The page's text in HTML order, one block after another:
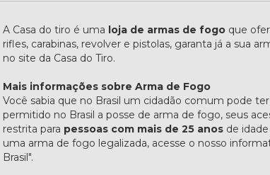
A Casa do tiro é uma loja de armas de fogoque
rifles, carabinas, revolver e pistolas, garanta já a sua
no site da Casa do Tiro.
Mais informações sobre Arma de Fogo
Você sabia que no Brasil um cidadão comum pode
permitido no Brasil a posse de arma de fogo, seus
restrita para pessoas com mais de 25 anosde idade
uma arma de fogo legalizada, acesse o nosso
Brasil".